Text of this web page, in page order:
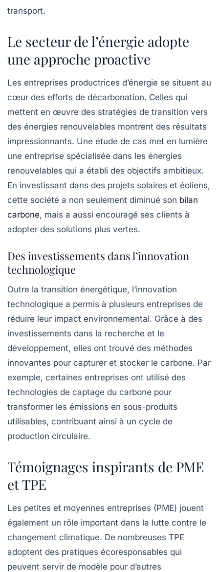
transport.
Le secteur de l’énergie adopte
une approche proactive
Les entreprises productrices d’énergie se situent au
cœur des efforts de décarbonation. Celles qui
mettent en œuvre des stratégies de transition vers
des énergies renouvelables montrent des résultats
impressionnants. Une étude de cas met en lumière
une entreprise spécialisée dans les énergies
renouvelables qui a établi des objectifs ambitieux.
En investissant dans des projets solaires et éoliens,
cette société a non seulement diminué son bilan
carbone, mais a aussi encouragé ses clients à
adopter des solutions plus vertes.
Des investissements dans l’innovation
technologique
Outre la transition énergétique, l’innovation
technologique a permis à plusieurs entreprises de
réduire leur impact environnemental. Grâce à des
investissements dans la recherche et le
développement, elles ont trouvé des méthodes
innovantes pour capturer et stocker le carbone. Par
exemple, certaines entreprises ont utilisé des
technologies de captage du carbone pour
transformer les émissions en sous-produits
utilisables, contribuant ainsi à un cycle de
production circulaire.
Témoignages inspirants de PME
et TPE
Les petites et moyennes entreprises (PME) jouent
également un rôle important dans la lutte contre le
changement climatique. De nombreuses TPE
adoptent des pratiques écoresponsables qui
peuvent servir de modèle pour d’autres